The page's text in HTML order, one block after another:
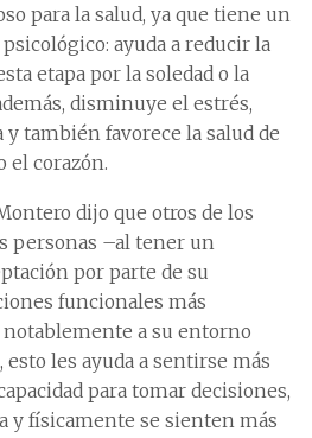
para la salud, ya que tiene un
ayuda a reducir la
etapa por la soledad o la
disminuye el estrés,
también favorece la salud de
el corazón.
dijo que otros de los
personas –al tener un
por parte de su
funcionales más
a su entorno
les ayuda a sentirse más
para tomar decisiones,
y físicamente se sienten más